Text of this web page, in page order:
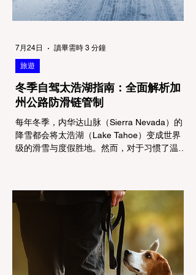
冬季自驾太浩湖指南：全面解析加
州公路防滑链管制
每年冬季，内华达山脉（Sierra Nevada）的
降雪都会将太浩湖（Lake Tahoe）变成世界
级的滑雪与度假胜地。然而，对于习惯了温暖
(Chain Controls)。 不了解这些规定，不仅可
能面临高额罚单或被公路巡警（CHP）劝
返，更可能在冰雪路面上引发严重的安全事
故。本文将为您系统解析加州的防滑链政策，
帮助您明确自己的车型在不同路况下的具体要
求，并为出行做好充足准备。 一、 核心概
旅遊
7月24日 讀畢需時 3 分鐘